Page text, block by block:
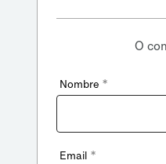
O
Nombre *
Email *